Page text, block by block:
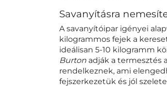
Savanyításra
A savanyítóipar igényei
kilogrammos fejek a
ideálisan 5-10 kilogramm
Burton adják a termesztés
rendelkeznek, ami
fejszerkezetük és jól